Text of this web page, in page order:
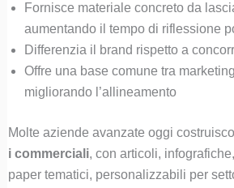
Fornisce materiale concreto da
aumentando il tempo di riflessione
Differenzia il brand rispetto a
Offre una base comune tra
migliorando l’allineamento
Molte aziende avanzate oggi
i commerciali, con articoli,
paper tematici, personalizzabili per